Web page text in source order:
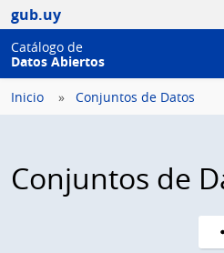
gub.uy
Catálogo de
Datos Abiertos
Inicio Conjuntos de Datos
Conjuntos de